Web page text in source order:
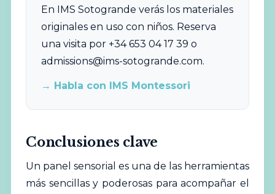
En IMS Sotogrande verás los materiales
originales en uso con niños. Reserva
una visita por +34 653 04 17 39 o
admissions@ims-sotogrande.com.
→ Habla con IMS Montessori
Conclusiones clave
Un panel sensorial es una de las herramientas
más sencillas y poderosas para acompañar el